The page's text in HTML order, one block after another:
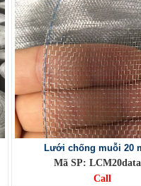
Lưới chống muỗi 20
Mã SP:
Call